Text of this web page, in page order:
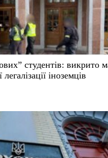
студентів: викрито
іноземців